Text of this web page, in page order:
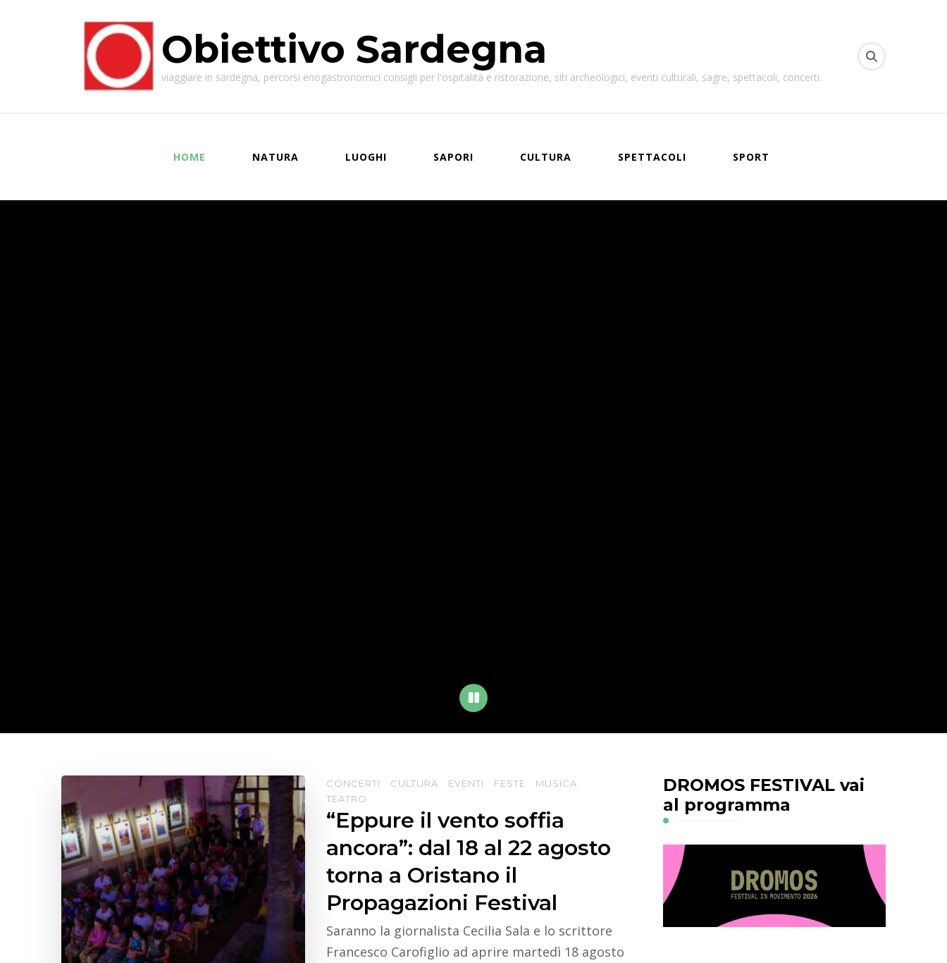
Obiettivo Sardegna
viaggiare in sardegna, percorsi enogastronomici consigli per l'ospitalità e ristorazione, siti archeologici, eventi culturali, sagre, spettacoli, concerti.
HOME NATURA LUOGHI SAPORI CULTURA SPETTACOLI SPORT
CONCERTI CULTURA EVENTI FESTE
MUSICA
TEATRO
“Eppure il vento soffia
ancora”: dal 18 al 22 agosto
torna a Oristano il
Propagazioni Festival
Saranno la giornalista Cecilia Sala e lo scrittore
Francesco Carofiglio ad aprire martedì 18 agosto
DROMOS FESTIVAL vai
al programma